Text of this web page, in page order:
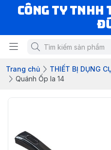
CÔNG TY
Trang chủ THIẾT BỊ DỤNG
Quánh Ốp la 14